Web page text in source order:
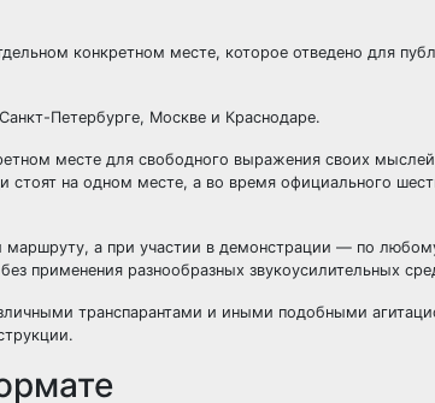
конкретном месте, которое отведено для
Петербурге, Москве и Краснодаре.
месте для свободного выражения своих
на одном месте, а во время официального
маршруту, а при участии в демонстрации — по
применения разнообразных звукоусилительных
транспарантами и иными подобными